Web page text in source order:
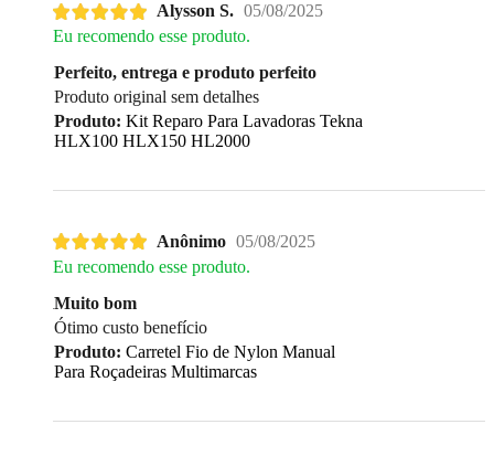
Alysson S. 05/08/2025
Eu recomendo esse produto.
Perfeito, entrega e produto perfeito
Produto original sem detalhes
Produto: Kit Reparo Para Lavadoras Tekna
HLX100 HLX150 HL2000
Anônimo 05/08/2025
Eu recomendo esse produto.
Muito bom
Ótimo custo benefício
Produto: Carretel Fio de Nylon Manual
Para Roçadeiras Multimarcas